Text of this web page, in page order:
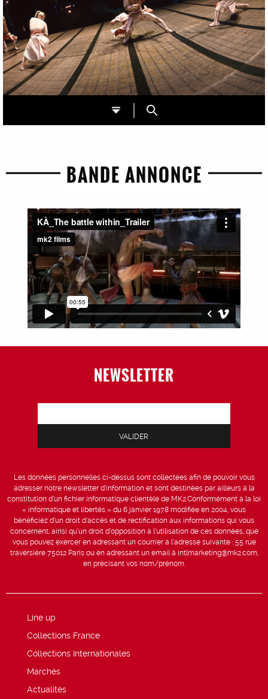
BANDE ANNONCE
NEWSLETTER
Les données personnelles ci-dessus sont collectées afin de pouvoir vous
adresser notre newsletter d’information et sont destinées par ailleurs à la
constitution d’un fichier informatique clientèle de MK2.Conformément à la loi
« informatique et libertés » du 6 janvier 1978 modifiée en 2004, vous
bénéficiez d’un droit d’accès et de rectification aux informations qui vous
concernent, ainsi qu’un droit d’opposition à l’utilisation de ces données, que
vous pouvez exercer en adressant un courrier à l’adresse suivante : 55 rue
traversière 75012 Paris ou en adressant un email à intlmarketing@mk2.com,
en précisant vos nom/prénom.
Line up
Collections France
Collections Internationales
Marchés
Actualités